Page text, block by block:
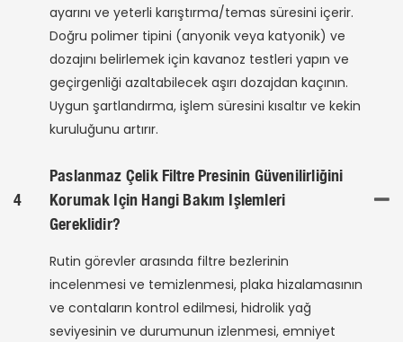
ayarını ve yeterli karıştırma/temas süresini içerir.
Doğru polimer tipini (anyonik veya katyonik) ve
dozajını belirlemek için kavanoz testleri yapın ve
geçirgenliği azaltabilecek aşırı dozajdan kaçının.
Uygun şartlandırma, işlem süresini kısaltır ve kekin
kuruluğunu artırır.
4
Paslanmaz Çelik Filtre Presinin Güvenilirliğini
Korumak Için Hangi Bakım Işlemleri
Gereklidir?
Rutin görevler arasında filtre bezlerinin
incelenmesi ve temizlenmesi, plaka hizalamasının
ve contaların kontrol edilmesi, hidrolik yağ
seviyesinin ve durumunun izlenmesi, emniyet